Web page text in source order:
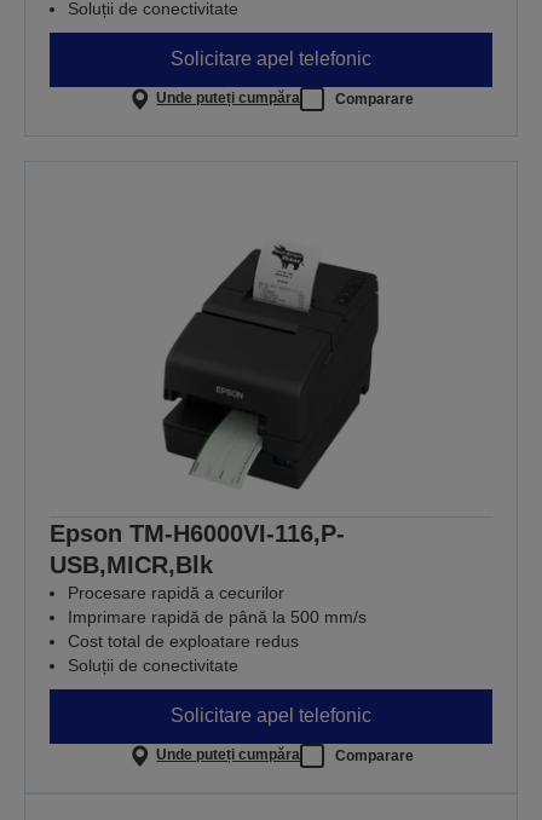
Soluții de conectivitate
Solicitare apel telefonic
Unde puteți cumpăra Comparare
Epson TM-H6000VI-116,P-
USB,MICR,Blk
Procesare rapidă a cecurilor
Imprimare rapidă de până la 500 mm/s
Cost total de exploatare redus
Soluții de conectivitate
Solicitare apel telefonic
Unde puteți cumpăra Comparare